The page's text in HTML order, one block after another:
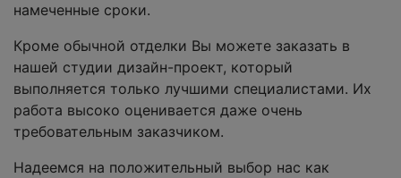
намеченные сроки.
Кроме обычной отделки Вы можете заказать в
нашей студии дизайн-проект, который
выполняется только лучшими специалистами. Их
работа высоко оценивается даже очень
требовательным заказчиком.
Надеемся на положительный выбор нас как